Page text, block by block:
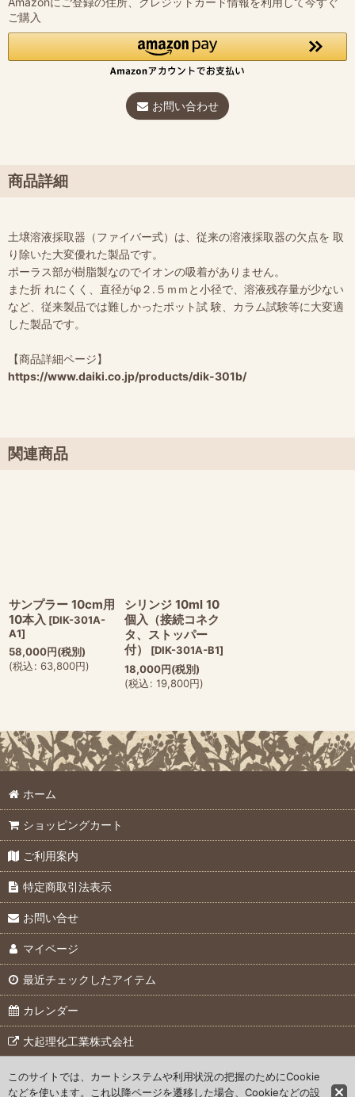
ご購入
お問い合わせ
商品詳細
土壌溶液採取器（ファイバー式）は、従来の溶液採取器の欠点を 取
り除いた大変優れた製品です。
ポーラス部が樹脂製なのでイオンの吸着がありません。
また折 れにくく、直径がφ２.５ｍｍと小径で、溶液残存量が少ない
など、従来製品では難しかったポット試 験、カラム試験等に大変適
した製品です。
【商品詳細ページ】
https://www.daiki.co.jp/products/dik-301b/
関連商品
サンプラー 10cm用
10本入 [DIK-301A-
A1]
58,000円(税別)
(税込: 63,800円)
シリンジ 10ml 10
個入（接続コネク
タ、ストッパー
付）
[DIK-301A-B1]
18,000円(税別)
(税込: 19,800円)
ホーム
ショッピングカート
ご利用案内
特定商取引法表示
お問い合せ
マイページ
最近チェックしたアイテム
カレンダー
大起理化工業株式会社
© 2007 Daiki Rika Kogyo Co., Ltd.
このサイトでは、カートシステムや利用状況の把握のためにCookie
などを使います。これ以降ページを遷移した場合、Cookieなどの設